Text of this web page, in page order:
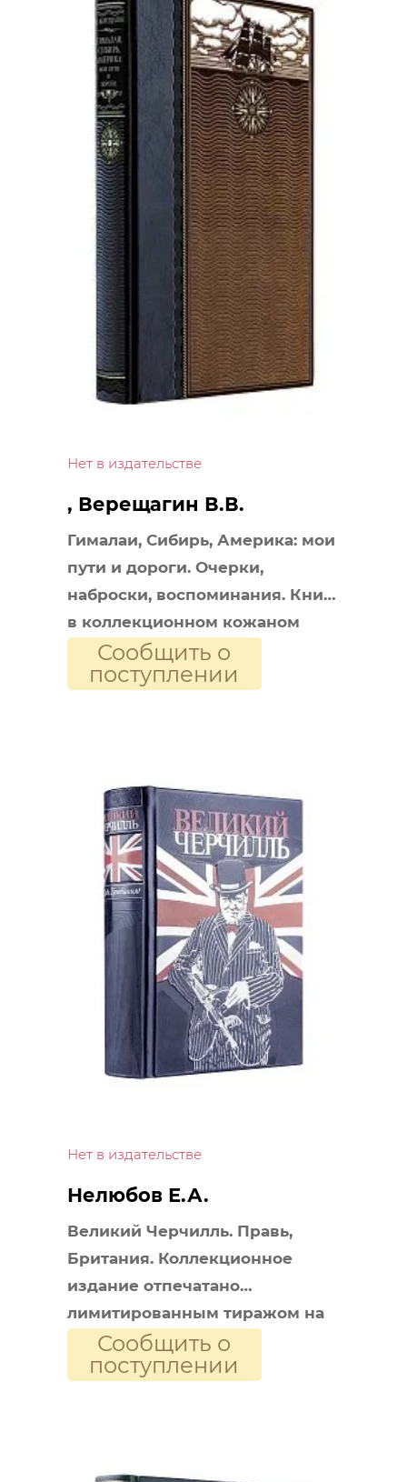
Нет в издательстве
, Верещагин В.В.
Гималаи, Сибирь, Америка: мои
пути и дороги. Очерки,
наброски, воспоминания. Книга
в коллекционном кожаном
переплете ручной работы из
двух видов кожи с
Сообщить о
поступлении
Нет в издательстве
Нелюбов Е.А.
Великий Черчилль. Правь,
Британия. Коллекционное
издание отпечатано
лимитированным тиражом на
бумаге премиум-класса и
переплетено вручную по
Сообщить о
поступлении